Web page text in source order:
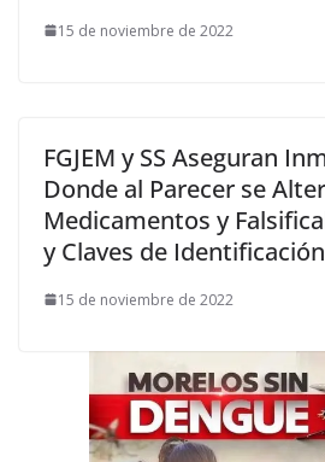
15 de noviembre de 2022
FGJEM y SS Aseguran
Donde al Parecer se
Medicamentos y
y Claves de Identificación
15 de noviembre de 2022